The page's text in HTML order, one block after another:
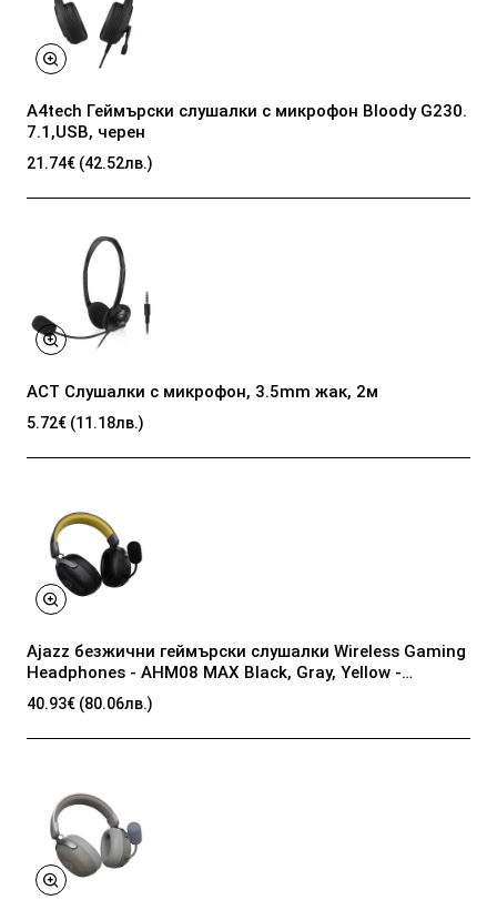
A4tech Геймърски слушалки с микрофон Bloody G230.
7.1,USB, черен
21.74€ (42.52лв.)
ACT Слушалки с микрофон, 3.5mm жак, 2м
5.72€ (11.18лв.)
Ajazz безжични геймърски слушалки Wireless Gaming
Headphones - AHM08 MAX Black, Gray, Yellow -
Bluetooth , 2.4G
40.93€ (80.06лв.)